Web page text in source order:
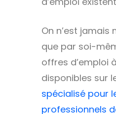
On n’est jamais
que par soi-
offres d’emploi
disponibles sur
spécialisé pour
professionnels